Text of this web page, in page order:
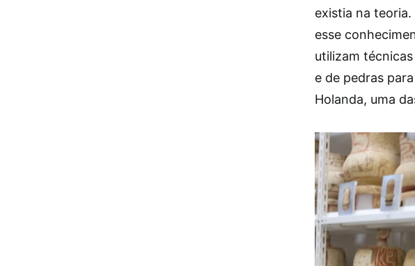
existia na
esse
utilizam
e de pedras
Holanda, uma